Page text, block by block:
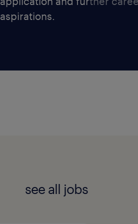
aspirations.
see all jobs